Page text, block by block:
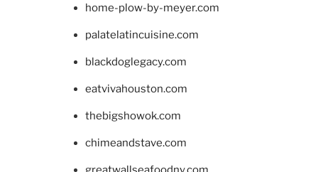
home-plow-by-meyer.com
palatelatincuisine.com
blackdoglegacy.com
eatvivahouston.com
thebigshowok.com
chimeandstave.com